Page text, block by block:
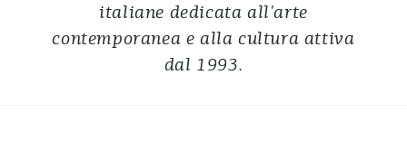
italiane dedicata all'arte
contemporanea e alla cultura attiva
dal 1993.